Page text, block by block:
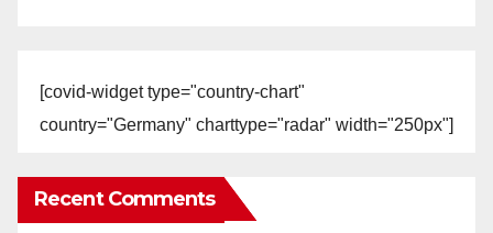
[covid-widget type="country-chart"
country="Germany" charttype="radar" width="250px"]
Recent Comments